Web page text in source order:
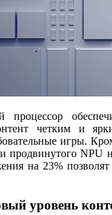
процессор
четким и
игры.
продвинутого NPU
на 23%
уровень